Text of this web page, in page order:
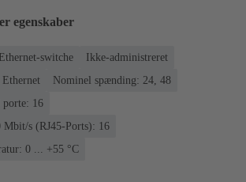
egenskaber
switche
Ikke-administreret
Nominel spænding: 24, 48
porte: 16
Mbit/s (RJ45-Ports): 16
‌0 ... +55 °C